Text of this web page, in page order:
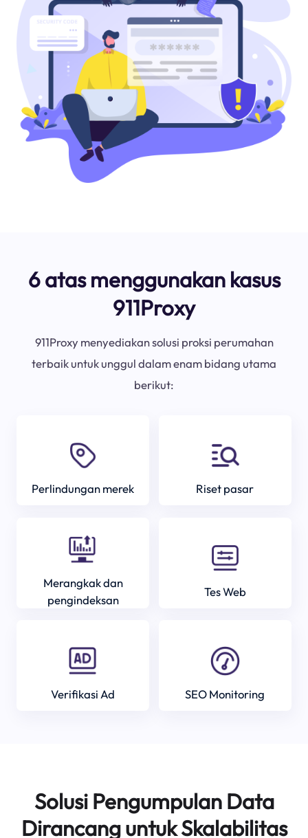
6 atas menggunakan kasus
911Proxy
911Proxy menyediakan solusi proksi perumahan
terbaik untuk unggul dalam enam bidang utama
berikut:
Perlindungan merek Riset pasar
Merangkak dan
pengindeksan
Tes Web
Verifikasi Ad SEO Monitoring
Solusi Pengumpulan Data
Dirancang untuk Skalabilitas